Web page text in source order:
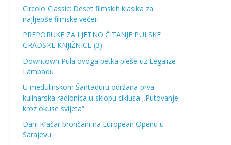
Circolo Classic: Deset filmskih klasika za
najljepše filmske večeri
PREPORUKE ZA LJETNO ČITANJE PULSKE
GRADSKE KNJIŽNICE (3):
Downtown Pula ovoga petka pleše uz Legalize
Lambadu
U medulinskom Šantaduru održana prva
kulinarska radionica u sklopu ciklusa „Putovanje
kroz okuse svijeta“
Dani Klačar brončani na European Openu u
Sarajevu